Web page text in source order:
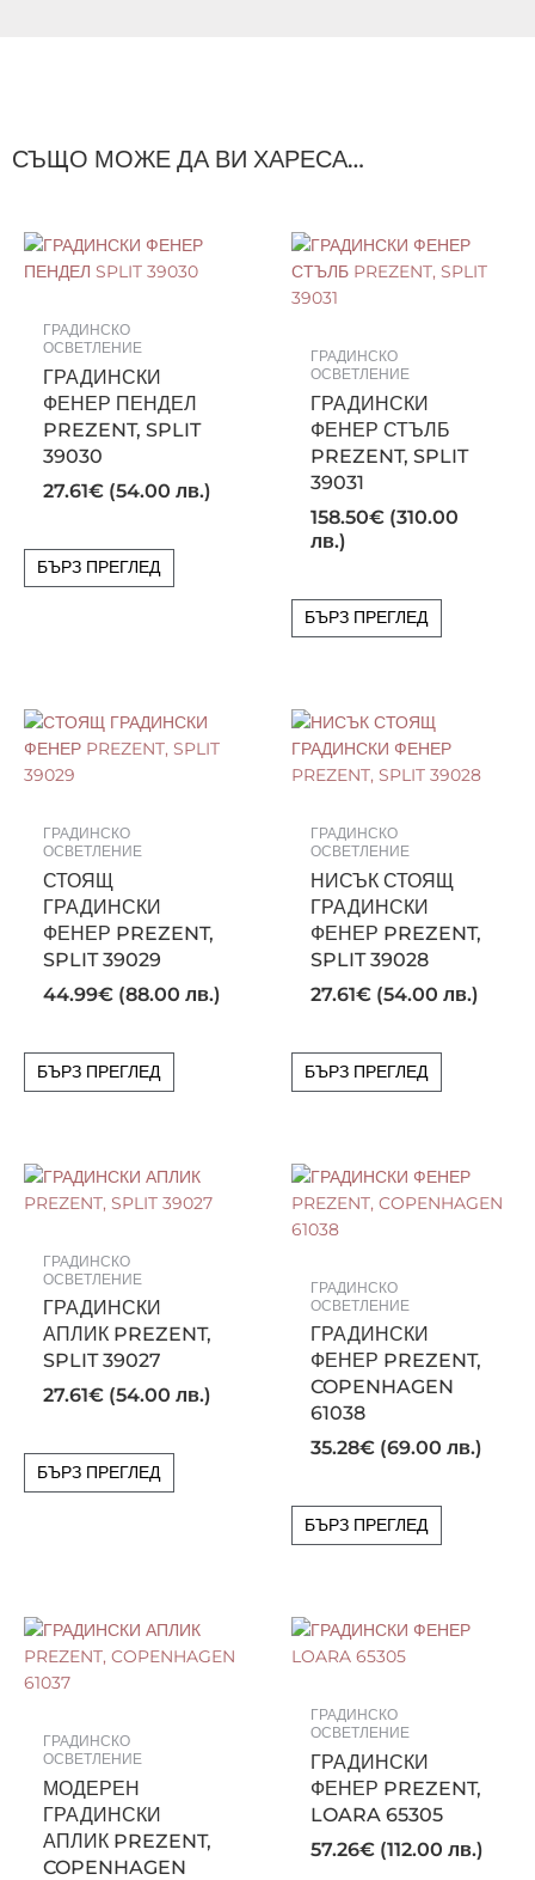
СЪЩО МОЖЕ ДА ВИ ХАРЕСА…
ГРАДИНСКО
ОСВЕТЛЕНИЕ
ГРАДИНСКИ
ФЕНЕР ПЕНДЕЛ
PREZENT, SPLIT
39030
27.61€ (54.00 лв.)
БЪРЗ ПРЕГЛЕД
ГРАДИНСКО
ОСВЕТЛЕНИЕ
ГРАДИНСКИ
ФЕНЕР СТЪЛБ
PREZENT, SPLIT
39031
158.50€ (310.00
лв.)
БЪРЗ ПРЕГЛЕД
ГРАДИНСКО
ОСВЕТЛЕНИЕ
СТОЯЩ
ГРАДИНСКИ
ФЕНЕР PREZENT,
SPLIT 39029
44.99€ (88.00 лв.)
БЪРЗ ПРЕГЛЕД
ГРАДИНСКО
ОСВЕТЛЕНИЕ
НИСЪК СТОЯЩ
ГРАДИНСКИ
ФЕНЕР PREZENT,
SPLIT 39028
27.61€ (54.00 лв.)
БЪРЗ ПРЕГЛЕД
ГРАДИНСКО
ОСВЕТЛЕНИЕ
ГРАДИНСКИ
АПЛИК PREZENT,
SPLIT 39027
27.61€ (54.00 лв.)
БЪРЗ ПРЕГЛЕД
ГРАДИНСКО
ОСВЕТЛЕНИЕ
ГРАДИНСКИ
ФЕНЕР PREZENT,
COPENHAGEN
61038
35.28€ (69.00 лв.)
БЪРЗ ПРЕГЛЕД
ГРАДИНСКО
ОСВЕТЛЕНИЕ
МОДЕРЕН
ГРАДИНСКИ
АПЛИК PREZENT,
COPENHAGEN
ГРАДИНСКО
ОСВЕТЛЕНИЕ
ГРАДИНСКИ
ФЕНЕР PREZENT,
LOARA 65305
57.26€ (112.00 лв.)